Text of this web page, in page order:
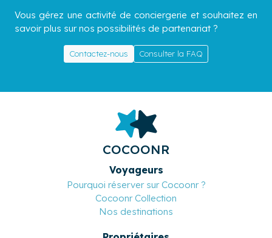
Vous gérez une activité de conciergerie et souhaitez en
savoir plus sur nos possibilités de partenariat ?
Contactez-nous Consulter la FAQ
COCOONR
Voyageurs
Pourquoi réserver sur Cocoonr ?
Cocoonr Collection
Nos destinations